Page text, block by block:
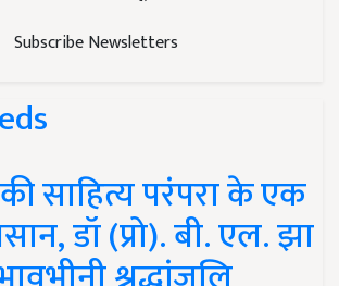
Subscribe Newsletters
साहित्य परंपरा के एक
डॉ (प्रो). बी. एल. झा